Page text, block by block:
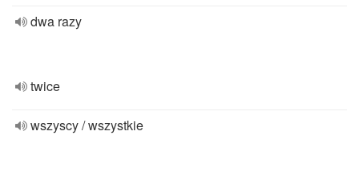
dwa razy
twice
wszyscy / wszystkie